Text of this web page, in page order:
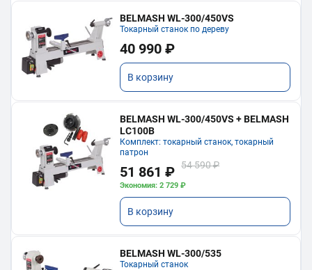
BELMASH WL-300/450VS
Токарный станок по дереву
40 990 ₽
В корзину
BELMASH WL-300/450VS + BELMASH
LC100B
Комплект: токарный станок, токарный
патрон
51 861 ₽ 54 590 ₽
Экономия: 2 729 ₽
В корзину
BELMASH WL-300/535
Токарный станок